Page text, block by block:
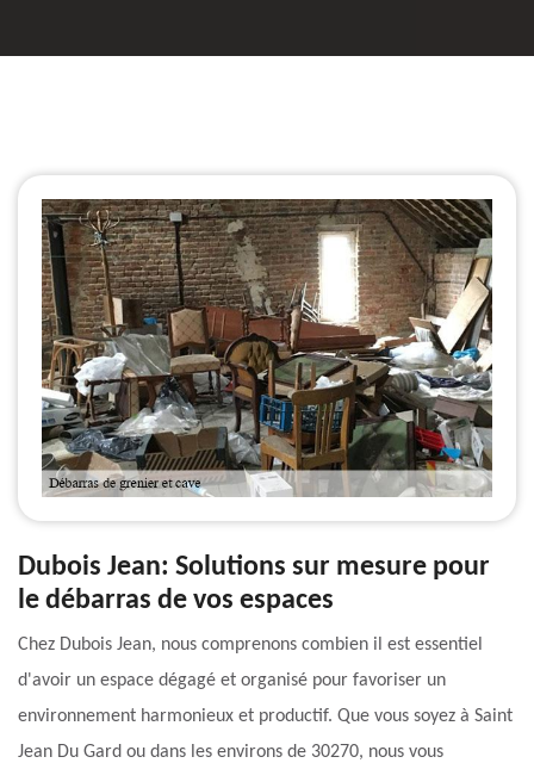
Dubois Jean: Solutions sur mesure pour
le débarras de vos espaces
Chez Dubois Jean, nous comprenons combien il est essentiel
d'avoir un espace dégagé et organisé pour favoriser un
environnement harmonieux et productif. Que vous soyez à Saint
Jean Du Gard ou dans les environs de 30270, nous vous